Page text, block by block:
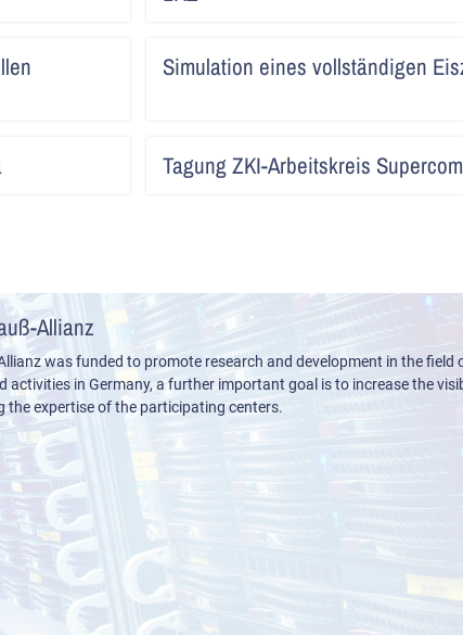
Simulation eines vollständigen
Tagung ZKI-Arbeitskreis
Allianz
was funded to promote research and development in the field
activities in Germany, a further important goal is to increase the
the expertise of the participating centers.